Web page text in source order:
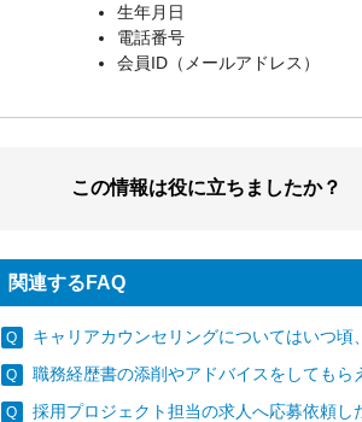
生年月日
電話番号
会員ID（メールアドレス）
この情報は役に立ちましたか？
関連するFAQ
キャリアカウンセリングについてはいつ頃
職務経歴書の添削やアドバイスをしてもら
採用プロジェクト担当の求人へ応募依頼